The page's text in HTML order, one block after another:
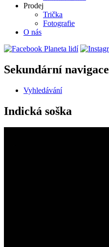
Prodej
Trička
Fotografie
O nás
Sekundární navigace
Vyhledávání
Indická soška